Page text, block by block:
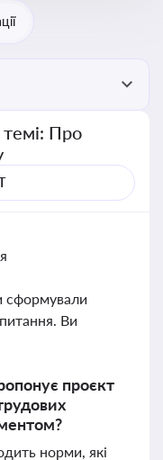
Про
сформували
Ви
проєкт
норми, які